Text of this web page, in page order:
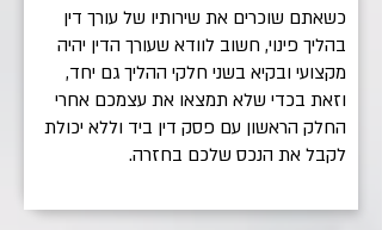
כשאתם שוכרים את שירותיו של עורך דין
בהליך פינוי, חשוב לוודא שעורך הדין יהיה
מקצועי ובקיא בשני חלקי ההליך גם יחד,
וזאת בכדי שלא תמצאו את עצמכם אחרי
החלק הראשון עם פסק דין ביד וללא יכולת
לקבל את הנכס שלכם בחזרה.